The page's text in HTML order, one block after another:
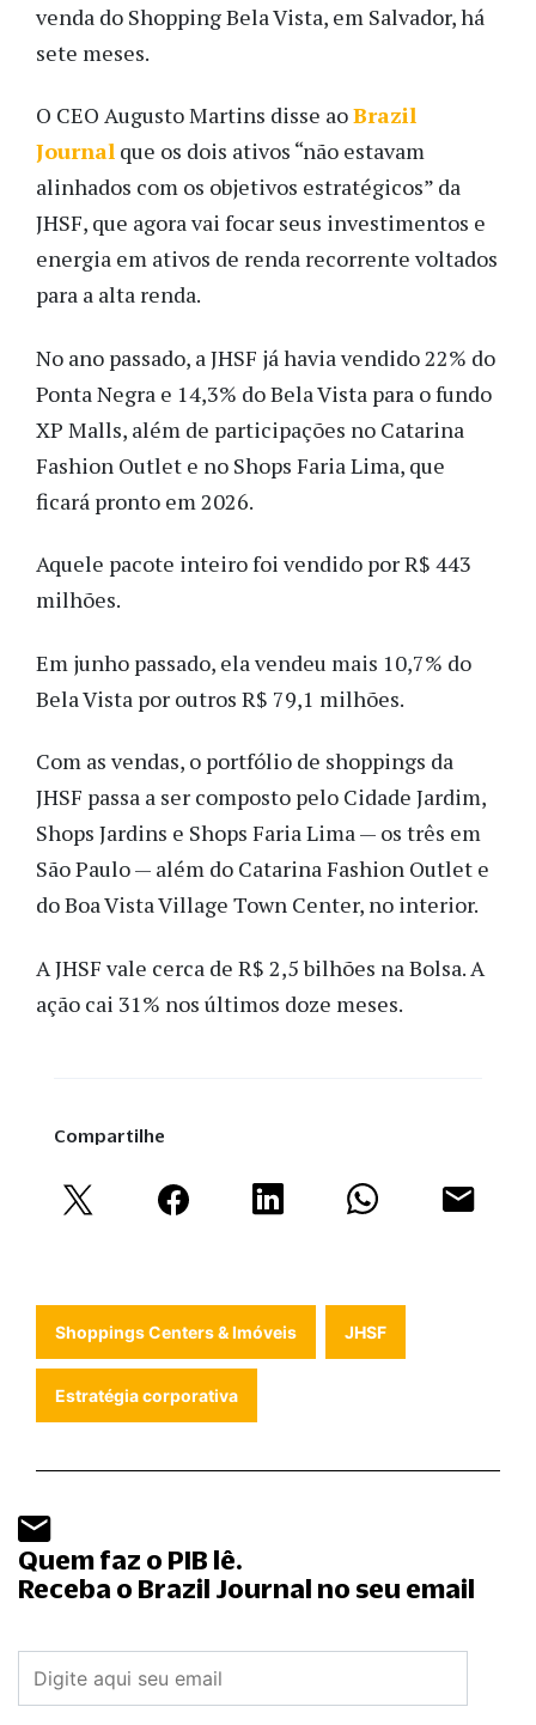
venda do Shopping Bela Vista, em Salvador, há
sete meses.
O CEO Augusto Martins disse aoBrazil
Journal que os dois ativos “não estavam
alinhados com os objetivos estratégicos” da
JHSF, que agora vai focar seus investimentos e
energia em ativos de renda recorrente voltados
para a alta renda.
No ano passado, a JHSF já havia vendido 22% do
Ponta Negra e 14,3% do Bela Vista para o fundo
XP Malls, além de participações no Catarina
Fashion Outlet e no Shops Faria Lima, que
ficará pronto em 2026.
Aquele pacote inteiro foi vendido por R$ 443
milhões.
Em junho passado, ela vendeu mais 10,7% do
Bela Vista por outros R$ 79,1 milhões.
Com as vendas, o portfólio de shoppings da
JHSF passa a ser composto pelo Cidade Jardim,
Shops Jardins e Shops Faria Lima — os três em
São Paulo — além do Catarina Fashion Outlet e
do Boa Vista Village Town Center, no interior.
A JHSF vale cerca de R$ 2,5 bilhões na Bolsa. A
ação cai 31% nos últimos doze meses.
Compartilhe
Shoppings Centers & Imóveis JHSF
Estratégia corporativa
Quem faz o PIB lê.
Receba o Brazil Journal no seu email